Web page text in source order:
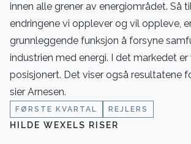
innen alle grener av energiområdet. Så
endringene vi opplever og vil oppleve,
grunnleggende funksjon å forsyne
industrien med energi. I det markedet
posisjonert. Det viser også resultatene
sier Arnesen.
FØRSTE KVARTAL REJLERS
HILDE WEXELS RISER